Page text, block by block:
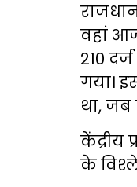
वहां
210
गया।
था,
केंद्रीय
के